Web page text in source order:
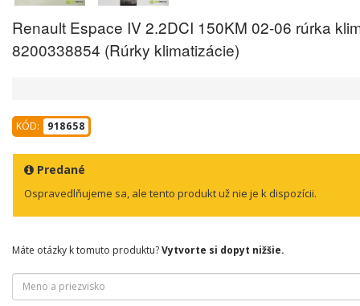
Renault Espace IV 2.2DCI 150KM 02-06 rúrka
8200338854 (Rúrky klimatizácie)
KÓD: 918658
Predané
Ospravedlňujeme sa, ale tento produkt už nie je k dispozícii.
Máte otázky k tomuto produktu?Vytvorte si dopyt nižšie.